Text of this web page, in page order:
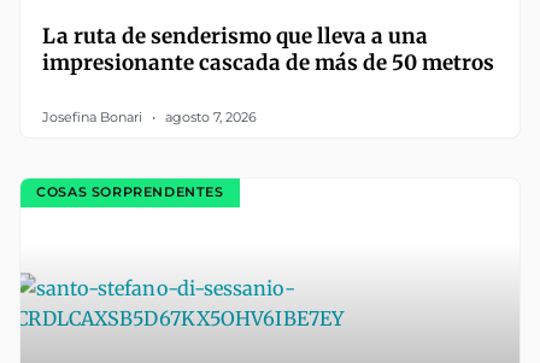
La ruta de senderismo que lleva a una
impresionante cascada de más de 50 metros
Josefina Bonari agosto 7, 2026
COSAS SORPRENDENTES